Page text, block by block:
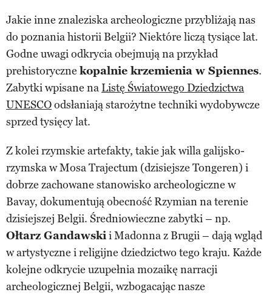
Jakie inne znaleziska archeologiczne przybliżają nas
do poznania historii Belgii? Niektóre liczą tysiące lat.
Godne uwagi odkrycia obejmują na przykład
prehistoryczne kopalnie krzemienia w Spiennes.
Zabytki wpisane na Listę Światowego Dziedzictwa
UNESCOodsłaniają starożytne techniki wydobywcze
sprzed tysięcy lat.
Z kolei rzymskie artefakty, takie jak willa galijsko-
rzymska w Mosa Trajectum (dzisiejsze Tongeren) i
dobrze zachowane stanowisko archeologiczne w
Bavay, dokumentują obecność Rzymian na terenie
dzisiejszej Belgii. Średniowieczne zabytki – np.
Ołtarz Gandawskii Madonna z Brugii – dają wgląd
w artystyczne i religijne dziedzictwo tego kraju. Każde
kolejne odkrycie uzupełnia mozaikę narracji
archeologicznej Belgii, wzbogacając nasze